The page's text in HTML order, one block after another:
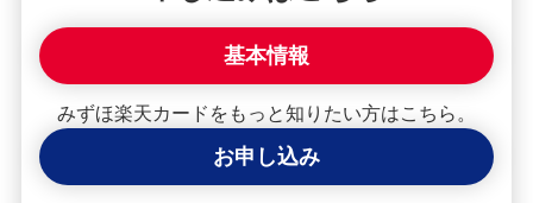
みずほプレミアムクラブ
ローン
住宅ローン・カードローン
基本情報
みずほ楽天カードをもっと知りたい方はこちら。
お申し込み